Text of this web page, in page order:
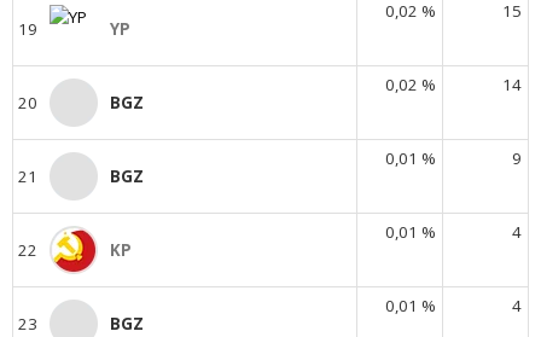
19 YP
0,02 % 15
20 BGZ
0,02 % 14
21 BGZ
0,01 % 9
22 KP
0,01 % 4
23 BGZ
0,01 % 4